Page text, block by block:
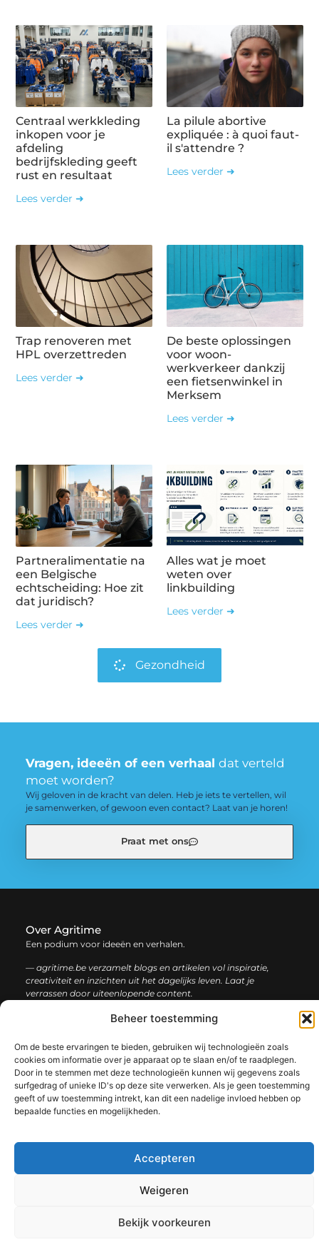
Beheer toestemming
Om de beste ervaringen te bieden, gebruiken wij technologieën zoals
cookies om informatie over je apparaat op te slaan en/of te raadplegen.
Door in te stemmen met deze technologieën kunnen wij gegevens zoals
surfgedrag of unieke ID's op deze site verwerken. Als je geen toestemming
geeft of uw toestemming intrekt, kan dit een nadelige invloed hebben op
bepaalde functies en mogelijkheden.
Accepteren
Weigeren
Bekijk voorkeuren
Centraal werkkleding
inkopen voor je
afdeling
bedrijfskleding geeft
rust en resultaat
Lees verder ➜
La pilule abortive
expliquée : à quoi faut-
il s'attendre ?
Lees verder ➜
Trap renoveren met
HPL overzettreden
Lees verder ➜
De beste oplossingen
voor woon-
werkverkeer dankzij
een fietsenwinkel in
Merksem
Lees verder ➜
Partneralimentatie na
een Belgische
echtscheiding: Hoe zit
dat juridisch?
Lees verder ➜
Alles wat je moet
weten over
linkbuilding
Lees verder ➜
Gezondheid
Vragen, ideeën of een verhaal dat verteld
moet worden?
Wij geloven in de kracht van delen. Heb je iets te vertellen, wil
je samenwerken, of gewoon even contact? Laat van je horen!
Praat met ons
Over Agritime
Een podium voor ideeën en verhalen.
— agritime.be verzamelt blogs en artikelen vol inspiratie,
creativiteit en inzichten uit het dagelijks leven. Laat je
verrassen door uiteenlopende content.
informatie